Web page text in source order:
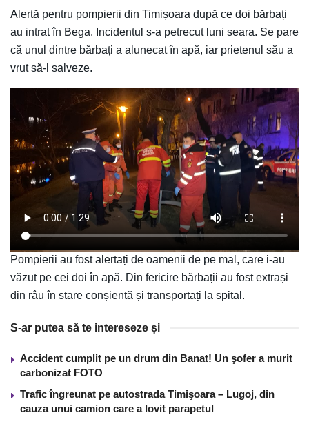
Alertă pentru pompierii din Timișoara după ce doi bărbați
au intrat în Bega. Incidentul s-a petrecut luni seara. Se pare
că unul dintre bărbați a alunecat în apă, iar prietenul său a
vrut să-l salveze.
Pompierii au fost alertați de oamenii de pe mal, care i-au
văzut pe cei doi în apă. Din fericire bărbații au fost extrași
din râu în stare conșientă și transportați la spital.
S-ar putea să te intereseze și
Accident cumplit pe un drum din Banat! Un şofer a murit
carbonizat FOTO
Trafic îngreunat pe autostrada Timişoara – Lugoj, din
cauza unui camion care a lovit parapetul